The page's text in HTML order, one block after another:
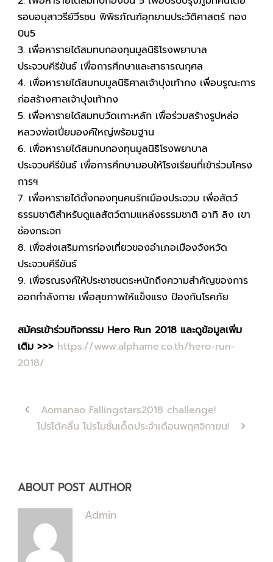
รอบอนุสาวรีย์วีรชน พิพิธภัณฑ์อุทยานประวัติศาสตร์ กอง
บิน5
3. เพื่อหารายได้สมทบกองทุนมูลนิธิโรงพยาบาล
ประจวบคีรีขันธ์ เพื่อการศึกษาและสาธารณกุศล
4. เพื่อหารายได้สมทบมูลนิธิศาลเจ้าปุงเท้ากง เพื่อบรูณะการ
ก่อสร้างศาลเจ้าปุงเท้ากง
5. เพื่อหารายได้สมทบวัดเกาะหลัก เพื่อร่วมสร้างรูปหล่อ
หลวงพ่อเปี่ยมองค์ใหญ่พร้อมฐาน
6. เพื่อหารายได้สมทบกองทุนมูลนิธิโรงพยาบาล
ประจวบคีรีขันธ์ เพื่อการศึกษามอบให้โรงเรียนที่เข้าร่วมโครง
การฯ
7. เพื่อหารายได้ตั้งกองทุนคนรักเมืองประจวบ เพื่อสัตว์
ธรรมชาติสำหรับดูแลสัตว์ตามแหล่งธรรมชาติ อาทิ ลิง เขา
ช่องกระจก
8. เพื่อส่งเสริมการท่องเที่ยวของอำเภอเมืองจังหวัด
ประจวบคีรีขันธ์
9. เพื่อรณรงค์ให้ประชาชนตระหนักถึงความสำคัญของการ
ออกกำลังกาย เพื่อสุขภาพให้แข็งแรง ป้องกันโรคภัย
สมัครเข้าร่วมกิจกรรม Hero Run 2018 และดูข้อมูลเพิ่ม
เติม >>> https://www.alphame.co.th/hero-run-
2018/
Aomanao Fallingstars2018 challenge!
โปรโต้คลื่น โปรโมชั่นเด็ดประจำเดือนพฤศจิกายน!
ABOUT POST AUTHOR
Admin